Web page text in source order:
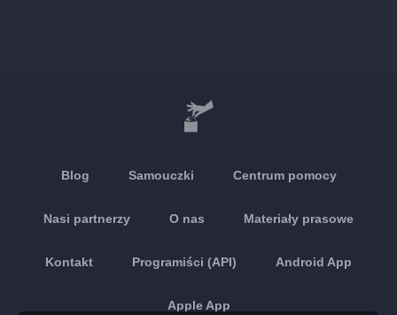
Blog Samouczki Centrum pomocy
Nasi partnerzy O nas Materiały prasowe
Kontakt Programiści (API) Android App
Apple App